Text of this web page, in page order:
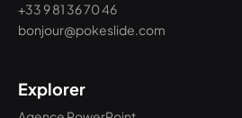
+33 9 81 36 70 46
bonjour@pokeslide.com
Explorer